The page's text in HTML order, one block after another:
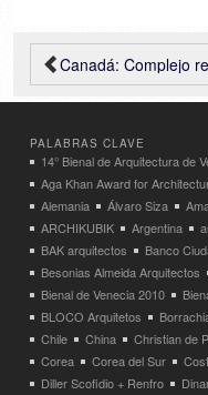
Canadá: Complejo residencial Saint-Michel
PALABRAS CLAVE
14° Bienal de Arquitectura de
Aga Khan Award for
Alemania
Álvaro Siza
ARCHIKUBIK
Argentina
BAK arquitectos
Banco
Besonias Almeida Arquitectos
Bienal de Venecia 2010
BLOCO Arquitetos
Chile
China Christian de
Corea
Corea del Sur
Diller Scofidio + Renfro